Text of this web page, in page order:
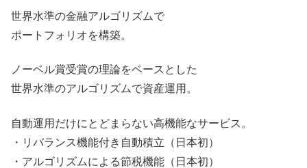
世界水準の金融アルゴリズムで
ポートフォリオを構築。
ノーベル賞受賞の理論をベースとした
世界水準のアルゴリズムで資産運用。
自動運用だけにとどまらない高機能なサービス。
・リバランス機能付き自動積立（日本初）
・アルゴリズムによる節税機能（日本初）